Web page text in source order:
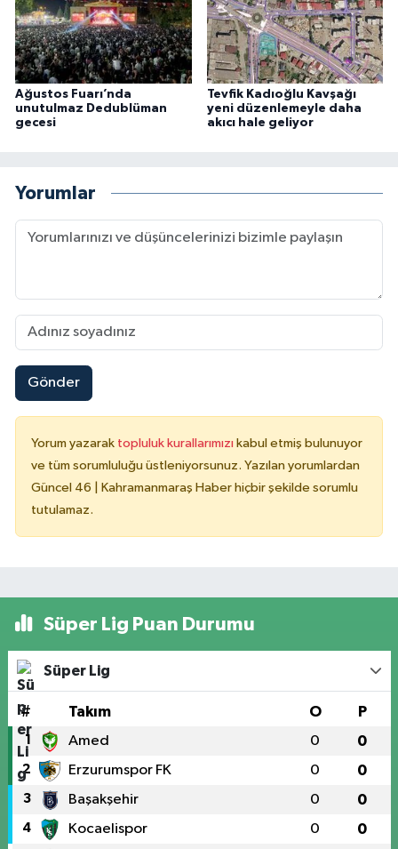
Ağustos Fuarı’nda
unutulmaz Dedublüman
gecesi
Tevfik Kadıoğlu Kavşağı
yeni düzenlemeyle daha
akıcı hale geliyor
Yorumlar
Gönder
Yorum yazarak topluluk kurallarımızı kabul etmiş bulunuyor
ve tüm sorumluluğu üstleniyorsunuz. Yazılan yorumlardan
Güncel 46 | Kahramanmaraş Haber hiçbir şekilde sorumlu
tutulamaz.
Süper Lig Puan Durumu
Süper Lig
# Takım O P
1 Amed 0 0
2 Erzurumspor FK 0 0
3 Başakşehir 0 0
4 Kocaelispor 0 0